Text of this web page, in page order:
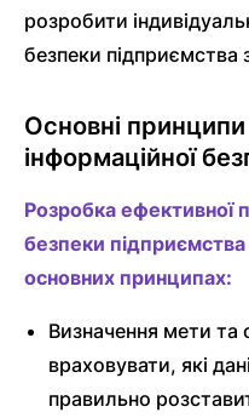
розробити
безпеки підприємства
Основні
інформаційної
Розробка ефективної
безпеки підприємства
основних принципах:
Визначення мети та
враховувати, які
правильно